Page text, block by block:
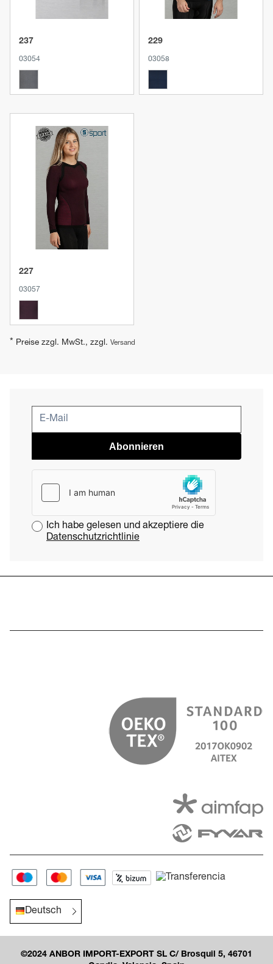
237
03054
229
03058
Produkt anzeigen
227
03057
* Preise zzgl. MwSt., zzgl. Versand
Abonnieren
Ich habe gelesen und akzeptiere die
Datenschutzrichtlinie
Deutsch
©2024 ANBOR IMPORT-EXPORT SL C/ Brosquil 5, 46701